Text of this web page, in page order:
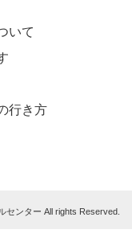
いて
行き方
センター All rights Reserved.